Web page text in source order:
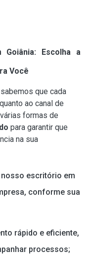
Goiânia: Escolha a
Você
que cada
quanto ao canal de
formas de
para garantir que
na sua
nosso escritório em
conforme sua
rápido e eficiente,
processos;